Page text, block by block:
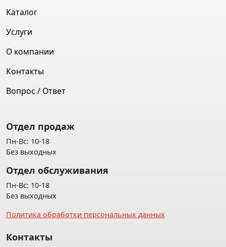
Каталог
Услуги
О компании
Контакты
Вопрос / Ответ
Отдел продаж
Пн-Вс: 10-18
Без выходных
Отдел обслуживания
Пн-Вс: 10-18
Без выходных
Политика обработки персональных данных
Контакты